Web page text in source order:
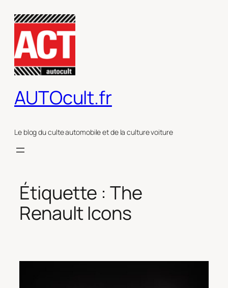
contenu
AUTOcult.fr
Le blog du culte automobile et de la culture voiture
Étiquette : The
Renault Icons